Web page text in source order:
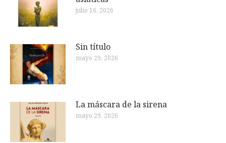
julio 16, 2026
Sin título
mayo 29, 2026
La máscara de la sirena
mayo 29, 2026